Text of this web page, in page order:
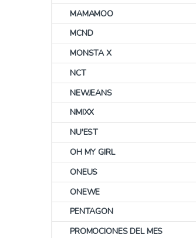
MAMAMOO
MCND
MONSTA X
NCT
NEWJEANS
NMIXX
NU'EST
OH MY GIRL
ONEUS
ONEWE
PENTAGON
PROMOCIONES DEL MES